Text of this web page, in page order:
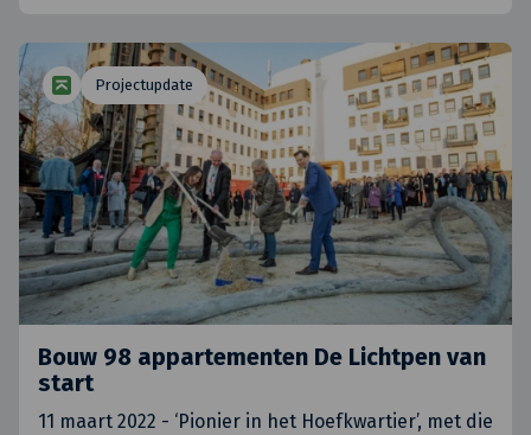
Projectupdate
Bouw 98 appartementen De Lichtpen van
start
11 maart 2022 - ‘Pionier in het Hoefkwartier’, met die